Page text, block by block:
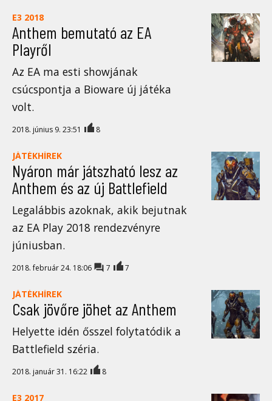
E3 2018
Anthem bemutató az EA
Playről
Az EA ma esti showjának
csúcspontja a Bioware új játéka
volt.
2018. június 9. 23:51 8
JÁTÉKHÍREK
Nyáron már játszható lesz az
Anthem és az új Battlefield
Legalábbis azoknak, akik bejutnak
az EA Play 2018 rendezvényre
júniusban.
2018. február 24. 18:06 7 7
JÁTÉKHÍREK
Csak jövőre jöhet az Anthem
Helyette idén ősszel folytatódik a
Battlefield széria.
2018. január 31. 16:22 8
E3 2017